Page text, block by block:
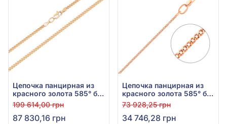
Цепочка панцирная из
красного золота 585° без
вставки, арт.
50101108043
199 614,00 грн
87 830,16 грн
Цепочка панцирная из
красного золота 585° без
вставки, арт. ц301005
73 928,25 грн
34 746,28 грн